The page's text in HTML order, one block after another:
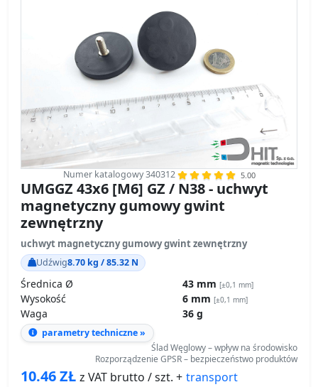
Numer katalogowy 340312 5.00
UMGGZ 43x6 [M6] GZ / N38 - uchwyt
magnetyczny gumowy gwint
zewnętrzny
uchwyt magnetyczny gumowy gwint zewnętrzny
Udźwig8.70 kg / 85.32 N
Średnica Ø 43 mm [±0,1 mm]
Wysokość 6 mm [±0,1 mm]
Waga 36 g
parametry techniczne »
Ślad Węglowy – wpływ na środowisko
Rozporządzenie GPSR – bezpieczeństwo produktów
10.46ZŁ z VAT brutto / szt. + transport